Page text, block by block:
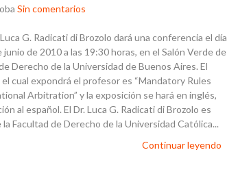
Sin comentarios
G. Radicati di Brozolo dará una conferencia el día
junio de 2010 a las 19:30 horas, en el Salón Verde de
Derecho de la Universidad de Buenos Aires. El
cual expondrá el profesor es “Mandatory Rules
Arbitration” y la exposición se hará en inglés,
al español. El Dr. Luca G. Radicati di Brozolo es
Facultad de Derecho de la Universidad Católica...
Continuar leyendo